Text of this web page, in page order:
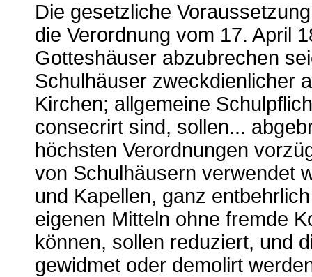
Die gesetzliche
die Verordnung vom 17. April
Gotteshäuser abzubrechen
Schulhäuser zweckdienlicher
Kirchen; allgemeine
consecrirt sind, sollen...
höchsten Verordnungen
von Schulhäusern verwendet
und Kapellen, ganz
eigenen Mitteln ohne fremde
können, sollen reduziert, und
gewidmet oder demolirt